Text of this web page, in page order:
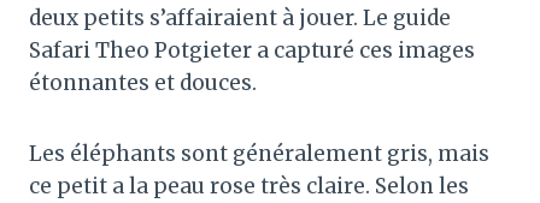
deux petits s’affairaient à jouer. Le guide
Safari Theo Potgieter a capturé ces images
étonnantes et douces.
Les éléphants sont généralement gris, mais
ce petit a la peau rose très claire. Selon les